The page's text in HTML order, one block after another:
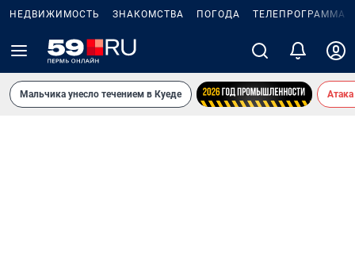
НЕДВИЖИМОСТЬ ЗНАКОМСТВА ПОГОДА ТЕЛЕПРОГРАММА
Мальчика унесло течением в Куеде